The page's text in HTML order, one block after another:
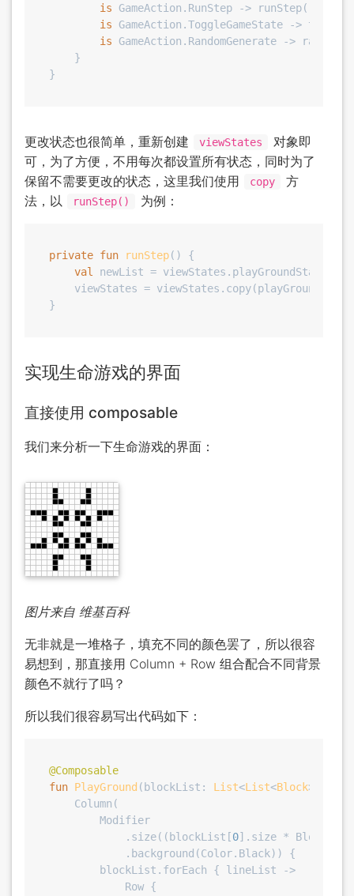
is GameAction.RunStep -> runStep()
is GameAction.ToggleGameState ->
is GameAction.RandomGenerate ->
    }
更改状态也很简单，重新创建 viewStates
对象即
可，为了方便，不用每次都设置所有状态，同时为了
保留不需要更改的状态，这里我们使用
copy
方
法，以
runStep() 为例：
private fun runStep()
{
val
newList =
viewStates =
实现生命游戏的界面
直接使用 composable
我们来分析一下生命游戏的界面：
图片来自 维基百科
无非就是一堆格子，填充不同的颜色罢了，所以很容
易想到，那直接用 Column + Row 组合配合不同背景
颜色不就行了吗？
所以我们很容易写出代码如下：
@Composable
fun PlayGround (blockList: List<List<Block>>)
    Column(
        Modifier
            .size((blockList[
0].size *
            .background(Color.Black)) {
        blockList.forEach { lineList ->
            Row {